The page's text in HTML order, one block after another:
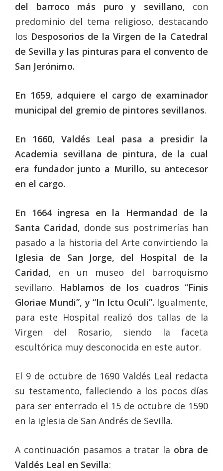
del barroco más puro y sevillano, con
predominio del tema religioso, destacando
los Desposorios de la Virgen de la Catedral
de Sevilla y las pinturas para el convento de
San Jerónimo.
En 1659, adquiere el cargo de examinador
municipal del gremio de pintores sevillanos.
En 1660, Valdés Leal pasa a presidir la
Academia sevillana de pintura, de la cual
era fundador junto a Murillo, su antecesor
en el cargo.
En 1664 ingresa en la Hermandad de la
Santa Caridad, donde sus postrimerías han
pasado a la historia del Arte convirtiendo la
Iglesia de San Jorge, del Hospital de la
Caridad, en un museo del barroquismo
sevillano. Hablamos de los cuadros “Finis
Gloriae Mundi”, y “In Ictu Oculi”. Igualmente,
para este Hospital realizó dos tallas de la
Virgen del Rosario, siendo la faceta
escultórica muy desconocida en este autor.
El 9 de octubre de 1690 Valdés Leal redacta
su testamento, falleciendo a los pocos días
para ser enterrado el 15 de octubre de 1590
en la iglesia de San Andrés de Sevilla.
A continuación pasamos a tratar la obra de
Valdés Leal en Sevilla: